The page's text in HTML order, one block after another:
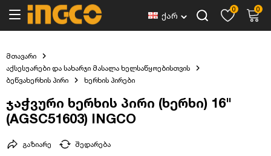
ქარ
0 0
მთავარი
აქსესუარები და სახარჯი მასალა ხელსაწყოებისთვის
ბეწვახერხის პირი
ხერხის პირები
ჯაჭვური ხერხის პირი (ხერხი) 16"
(AGSC51603) INGCO
შედარება
გაზიარე